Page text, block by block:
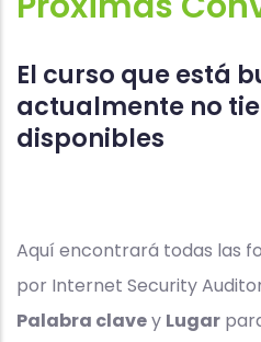
El curso que está
actualmente no
disponibles
Aquí encontrará todas las
por Internet Security
Palabra clavey Lugar